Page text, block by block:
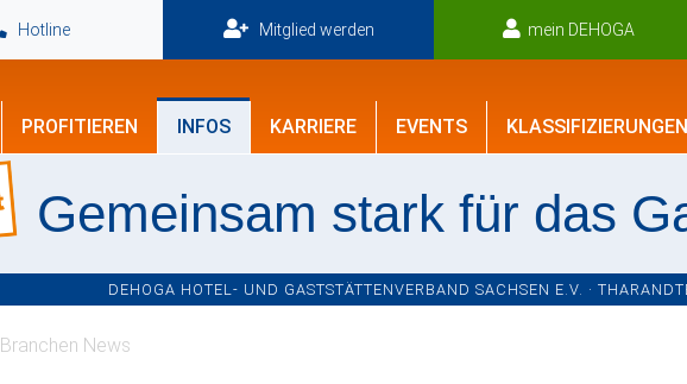
Hotline Mitglied werden mein DEHOGA
PROFITIEREN INFOS KARRIERE EVENTS KLASSIFIZIERUNGEN
Gemeinsam stark für das
DEHOGA HOTEL- UND GASTSTÄTTENVERBAND SACHSEN E.V. ·
Branchen News